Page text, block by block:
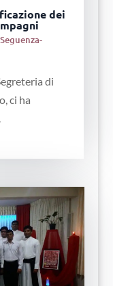
dei
di
ci ha